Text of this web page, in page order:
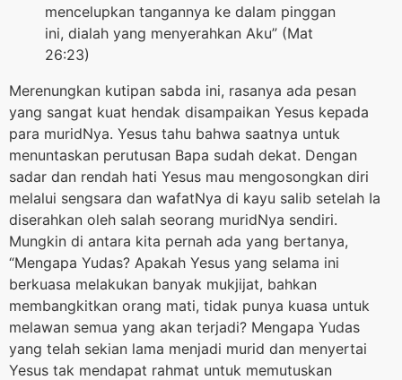
mencelupkan tangannya ke dalam pinggan
ini, dialah yang menyerahkan Aku” (Mat
26:23)
Merenungkan kutipan sabda ini, rasanya ada pesan
yang sangat kuat hendak disampaikan Yesus kepada
para muridNya. Yesus tahu bahwa saatnya untuk
menuntaskan perutusan Bapa sudah dekat. Dengan
sadar dan rendah hati Yesus mau mengosongkan diri
melalui sengsara dan wafatNya di kayu salib setelah Ia
diserahkan oleh salah seorang muridNya sendiri.
Mungkin di antara kita pernah ada yang bertanya,
“Mengapa Yudas? Apakah Yesus yang selama ini
berkuasa melakukan banyak mukjijat, bahkan
membangkitkan orang mati, tidak punya kuasa untuk
melawan semua yang akan terjadi? Mengapa Yudas
yang telah sekian lama menjadi murid dan menyertai
Yesus tak mendapat rahmat untuk memutuskan